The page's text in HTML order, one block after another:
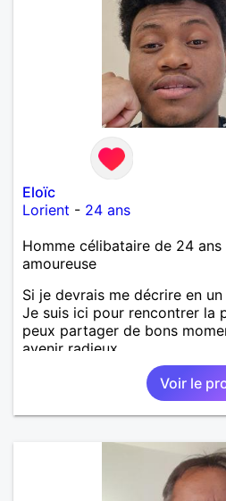
Eloïc
Lorient - 24 ans
Homme célibataire de 24
amoureuse
Si je devrais me décrire en
Je suis ici pour rencontrer la
peux partager de bons
avenir radieux.
Voir le